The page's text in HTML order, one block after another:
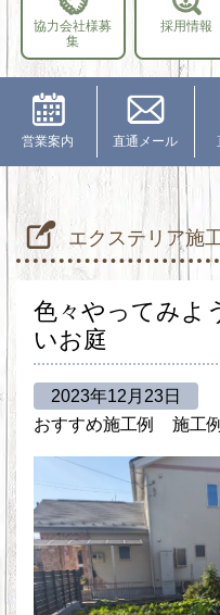
協力会社様募
集
採用情報
営業案内 直通メール
エクステリア施
色々やってみよ
いお庭
2023年12月23日
おすすめ施工例
施工例